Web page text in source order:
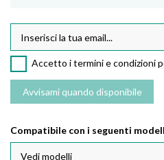
Accetto i termini e condizioni
Compatibile con i seguenti